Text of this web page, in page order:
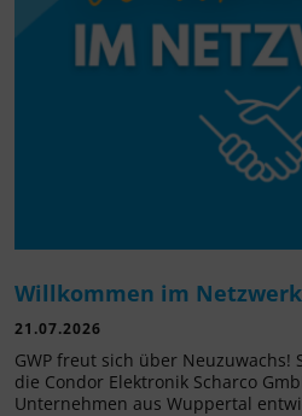
Willkommen im Netzwerk
21.07.2026
GWP freut sich über
die Condor Elektronik Scharco
Unternehmen aus Wuppertal